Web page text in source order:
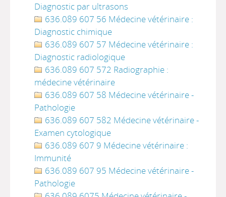
Diagnostic par ultrasons
636.089 607 56 Médecine vétérinaire :
Diagnostic chimique
636.089 607 57 Médecine vétérinaire :
Diagnostic radiologique
636.089 607 572 Radiographie :
médecine vétérinaire
636.089 607 58 Médecine vétérinaire -
Pathologie
636.089 607 582 Médecine vétérinaire -
Examen cytologique
636.089 607 9 Médecine vétérinaire :
Immunité
636.089 607 95 Médecine vétérinaire -
Pathologie